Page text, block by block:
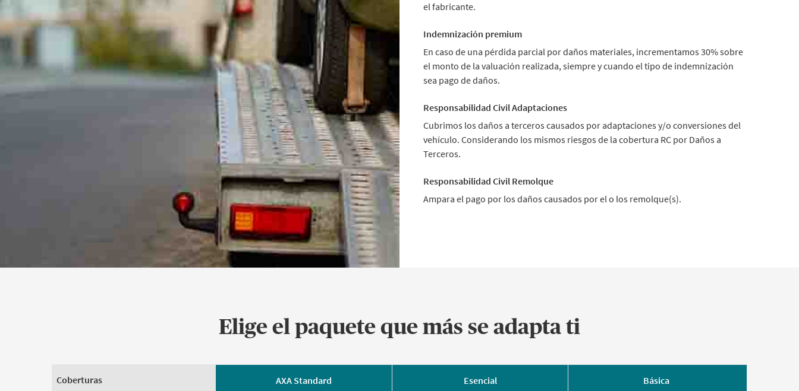
el fabricante.
Indemnización premium
En caso de una pérdida parcial por daños materiales, incrementamos 30% sobre
el monto de la valuación realizada, siempre y cuando el tipo de indemnización
sea pago de daños.
Responsabilidad Civil Adaptaciones
Cubrimos los daños a terceros causados por adaptaciones y/o conversiones del
vehículo. Considerando los mismos riesgos de la cobertura RC por Daños a
Terceros.
Responsabilidad Civil Remolque
Ampara el pago por los daños causados por el o los remolque(s).
Elige el paquete que más se adapta ti
Coberturas AXA Standard Esencial Básica